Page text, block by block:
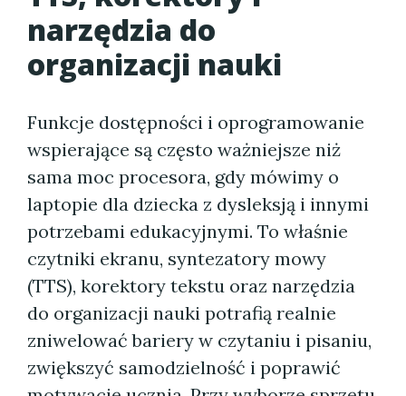
narzędzia do
organizacji nauki
Funkcje dostępności i oprogramowanie
wspierające są często ważniejsze niż
sama moc procesora, gdy mówimy o
laptopie dla dziecka z dysleksją i innymi
potrzebami edukacyjnymi. To właśnie
czytniki ekranu, syntezatory mowy
(TTS), korektory tekstu oraz narzędzia
do organizacji nauki potrafią realnie
zniwelować bariery w czytaniu i pisaniu,
zwiększyć samodzielność i poprawić